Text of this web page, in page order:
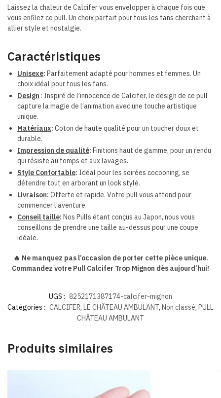
Laissez la chaleur de Calcifer vous envelopper à chaque fois que
vous enfilez ce pull. Un choix parfait pour tous les fans cherchant à
allier style et nostalgie.
Caractéristiques
Unisexe: Parfaitement adapté pour hommes et femmes. Un
choix idéal pour tous les fans.
Design : Inspiré de l’innocence de Calcifer, le design de ce pull
capture la magie de l’animation avec une touche artistique
unique.
Matériaux: Coton de haute qualité pour un toucher doux et
durable.
Impression de qualité: Finitions haut de gamme, pour un rendu
qui résiste au temps et aux lavages.
Style Confortable: Idéal pour les soirées cocooning, se
détendre tout en arborant un look stylé.
Livraison: Offerte et rapide. Votre pull vous attend pour
commencer l’aventure.
Conseil taille: Nos Pulls étant conçus au Japon, nous vous
conseillons de prendre une taille au-dessus pour une coupe
idéale.
🔥 Ne manquez pas l’occasion de porter cette pièce unique.
Commandez votre Pull Calcifer Trop Mignon dès aujourd’hui!
UGS : 8252171387174-calcifer-mignon
Catégories : CALCIFER, LE CHÂTEAU AMBULANT, Non classé, PULL
CHÂTEAU AMBULANT
Produits similaires